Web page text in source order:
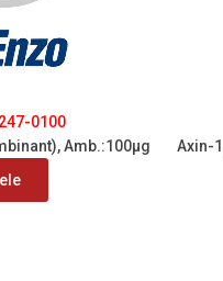
0100
Amb.:100µg
Axin-